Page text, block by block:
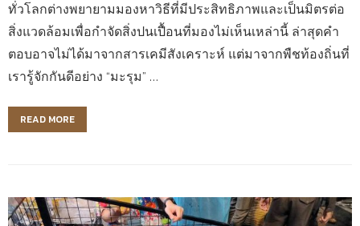
ทั่วโลกต่างพยายามมองหาวิธีที่มีประสิทธิภาพและเป็นมิตรต่อ
สิ่งแวดล้อมเพื่อกำจัดสิ่งปนเปื้อนที่มองไม่เห็นเหล่านี้ ล่าสุดคำ
ตอบอาจไม่ได้มาจากสารเคมีสังเคราะห์ แต่มาจากพืชท้องถิ่นที่
เรารู้จักกันดีอย่าง “มะรุม” …
READ MORE